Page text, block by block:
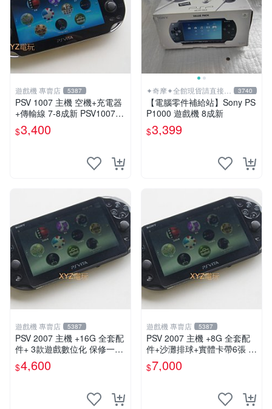
遊戲機 專賣店 5387
PSV 1007 主機 空機+充電器
+傳輸線 7-8成新 PSV1007
一年保修
$3,400
✦奇摩✦全館現貨請直接下
標
3740
【電腦零件補給站】Sony PS
P1000 遊戲機 8成新
$3,399
遊戲機 專賣店 5387
PSV 2007 主機 +16G 全套配
件+ 3款遊戲數位化 保修一年
品質有保障
$4,600
遊戲機 專賣店 5387
PSV 2007 主機 +8G 全套配
件+沙灘排球+實體卡帶6張 保
修一年 品質有保障
$7,000